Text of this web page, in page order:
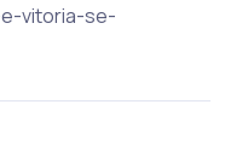
vitoria-se-